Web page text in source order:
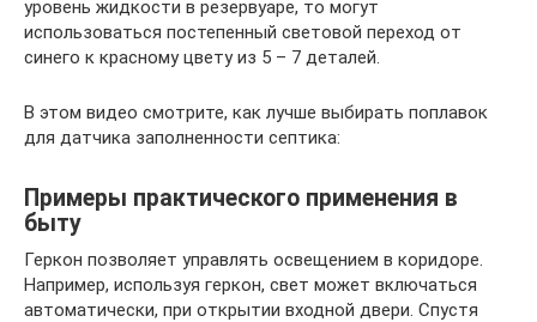
уровень жидкости в резервуаре, то могут
использоваться постепенный световой переход от
синего к красному цвету из 5 – 7 деталей.
В этом видео смотрите, как лучше выбирать поплавок
для датчика заполненности септика:
Примеры практического применения в
быту
Геркон позволяет управлять освещением в коридоре.
Например, используя геркон, свет может включаться
автоматически, при открытии входной двери. Спустя